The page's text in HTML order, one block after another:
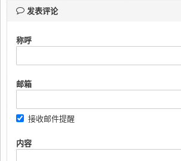
发表评论
称呼
邮箱
接收邮件提醒
内容